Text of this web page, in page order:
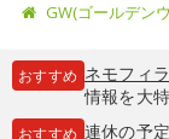
GW(ゴールデン
おすすめ ネモフィラ
情報を大
おすすめ 連休の予